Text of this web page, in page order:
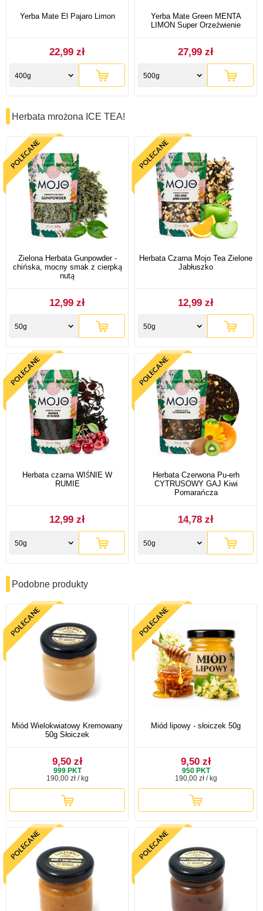
Yerba Mate El Pajaro Limon
22,99 zł
400g
Yerba Mate Green MENTA
LIMON Super Orzeźwienie
27,99 zł
500g
Herbata mrożona ICE TEA!
Zielona Herbata Gunpowder -
chińska, mocny smak z cierpką
nutą
12,99 zł
50g
Herbata Czarna Mojo Tea Zielone
Jabłuszko
12,99 zł
50g
Herbata czarna WIŚNIE W
RUMIE
12,99 zł
50g
Herbata Czerwona Pu-erh
CYTRUSOWY GAJ Kiwi
Pomarańcza
14,78 zł
50g
Podobne produkty
Miód Wielokwiatowy Kremowany
50g Słoiczek
9,50 zł
999PKT
190,00 zł / kg
Miód lipowy - słoiczek 50g
9,50 zł
950PKT
190,00 zł / kg